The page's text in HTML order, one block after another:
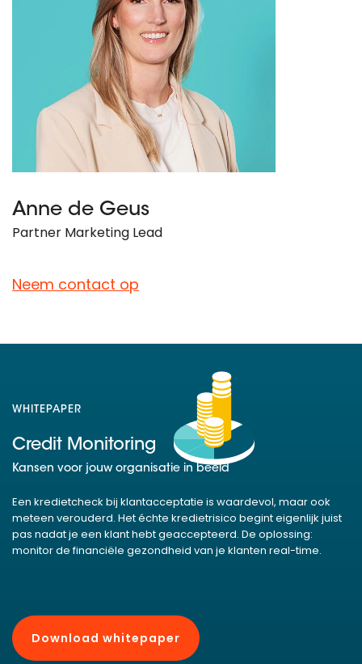
Anne de Geus
Partner Marketing Lead
Neem contact op
WHITEPAPER
Credit Monitoring
Kansen voor jouw organisatie in beeld
Een kredietcheck bij klantacceptatie is waardevol, maar ook
meteen verouderd. Het échte kredietrisico begint eigenlijk juist
pas nadat je een klant hebt geaccepteerd. De oplossing:
monitor de financiële gezondheid van je klanten real-time.
Download whitepaper